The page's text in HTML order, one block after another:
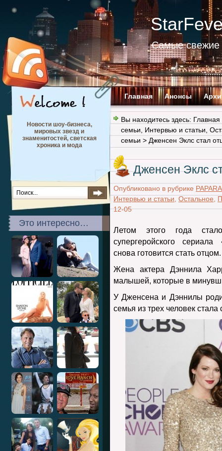
Самые свежие
Главная Анонсы
Новости шоу-бизнеса,
мировых звезд и
знаменитостей, светская
хроника и мода
Это интересно…
Вы находитесь здесь: Главная
семьи
Интервью и статьи
семьи > Дженсен Эклс стал
Дженсен Эклс
Опубликовано в рубрике
Интервью и статьи Остальное
12-05
Летом этого года
супергеройского
снова готовится стать отцом.
Жена актера Дэннила
малышей, которые в
У Дженсена и Дэннилы
семья из трех человек стала